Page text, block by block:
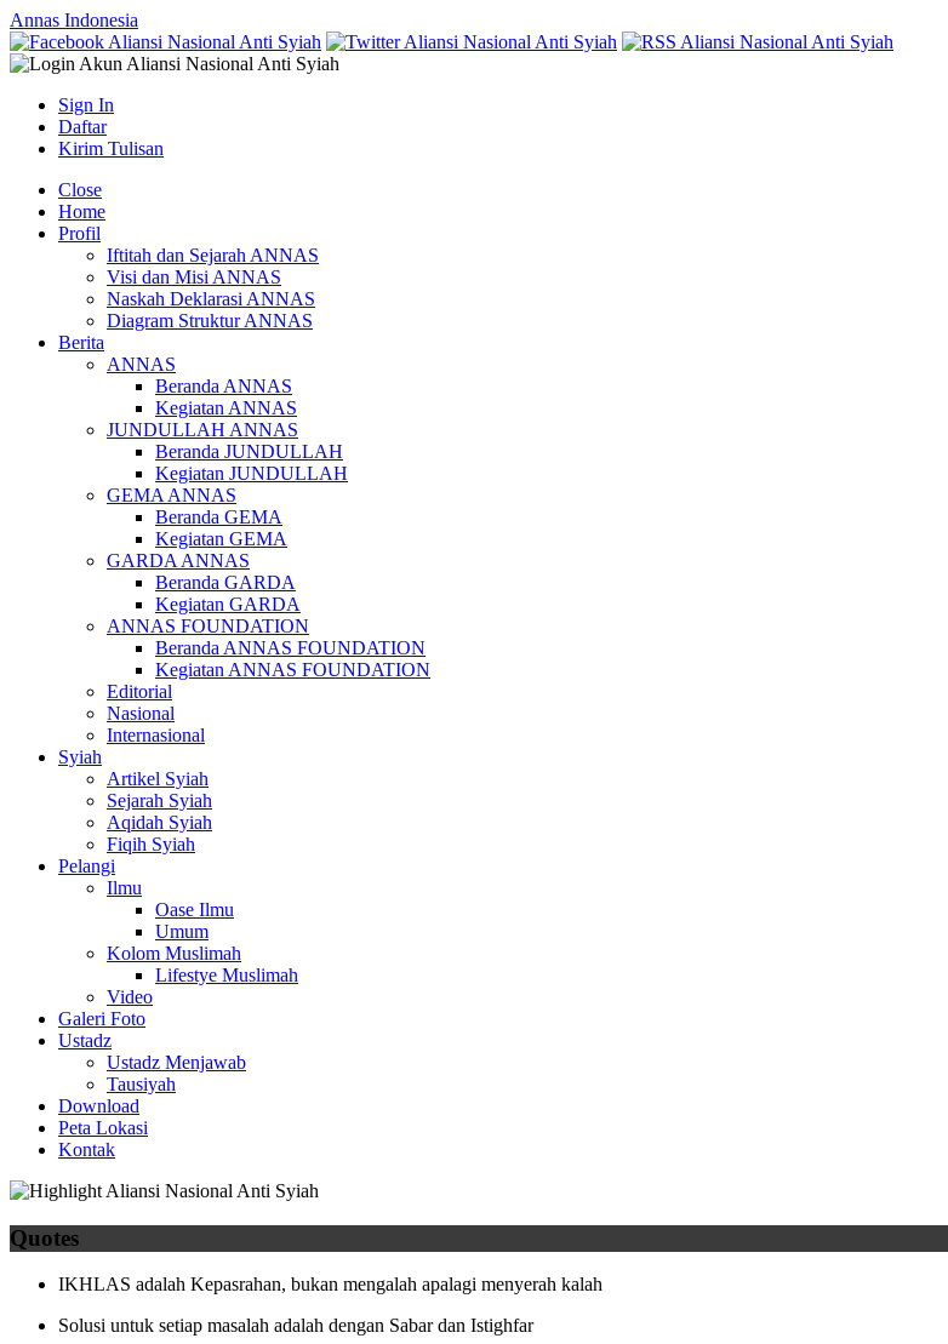
Annas Indonesia
Sign In
Daftar
Kirim Tulisan
Close
Home
Profil
Iftitah dan Sejarah ANNAS
Visi dan Misi ANNAS
Naskah Deklarasi ANNAS
Diagram Struktur ANNAS
Berita
ANNAS
Beranda ANNAS
Kegiatan ANNAS
JUNDULLAH ANNAS
Beranda JUNDULLAH
Kegiatan JUNDULLAH
GEMA ANNAS
Beranda GEMA
Kegiatan GEMA
GARDA ANNAS
Beranda GARDA
Kegiatan GARDA
ANNAS FOUNDATION
Beranda ANNAS FOUNDATION
Kegiatan ANNAS FOUNDATION
Editorial
Nasional
Internasional
Syiah
Artikel Syiah
Sejarah Syiah
Aqidah Syiah
Fiqih Syiah
Pelangi
Ilmu
Oase Ilmu
Umum
Kolom Muslimah
Lifestye Muslimah
Video
Galeri Foto
Ustadz
Ustadz Menjawab
Tausiyah
Download
Peta Lokasi
Kontak
Quotes
IKHLAS adalah Kepasrahan, bukan mengalah apalagi menyerah kalah
Solusi untuk setiap masalah adalah dengan Sabar dan Istighfar